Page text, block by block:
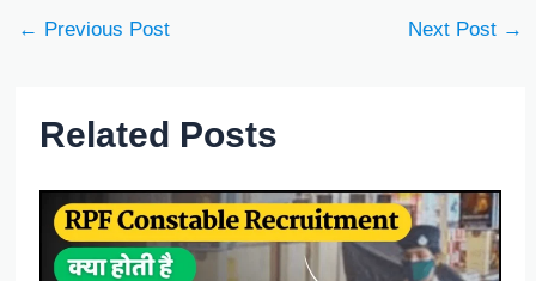
← Previous Post Next Post →
Related Posts